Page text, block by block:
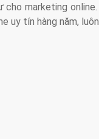
marketing
uy tín hàng năm, luôn